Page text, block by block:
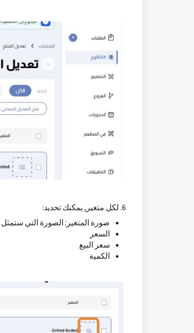
6. لكل متغير, يمكنك تحديد:
صورة المتغير: الصورة التي
السعر
سعر البيع
الكمية